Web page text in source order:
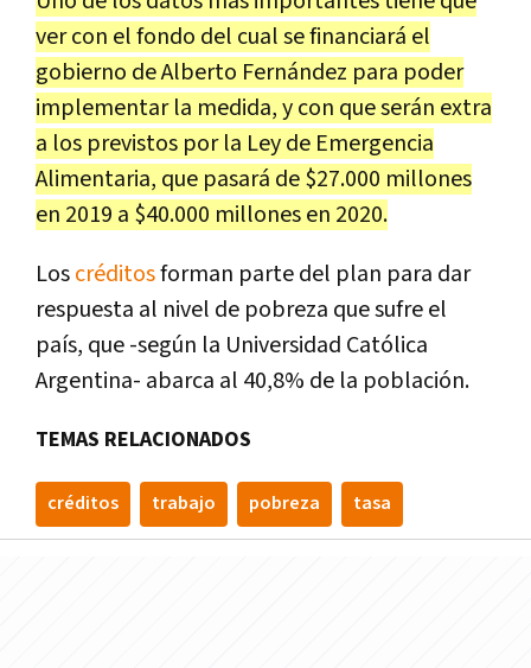
ver con el fondo del cual se financiará el
gobierno de Alberto Fernández para poder
implementar la medida, y con que serán extra
a los previstos por la Ley de Emergencia
Alimentaria, que pasará de $27.000 millones
en 2019 a $40.000 millones en 2020.
Loscréditosforman parte del plan para dar
respuesta al nivel de pobreza que sufre el
país, que -según la Universidad Católica
Argentina- abarca al 40,8% de la población.
TEMAS RELACIONADOS
créditos trabajo pobreza tasa